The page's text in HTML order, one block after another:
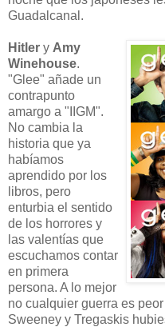
Guadalcanal.
Hitler y Amy
Winehouse.
"Glee" añade un
contrapunto
amargo a "IIGM".
No cambia la
historia que ya
habíamos
aprendido por los
libros, pero
enturbia el sentido
de los horrores y
las valentías que
escuchamos contar
en primera
persona. A lo mejor
no cualquier guerra es
Sweeney y Tregaskis